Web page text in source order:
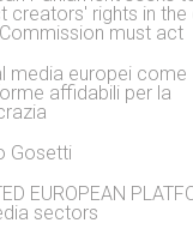
creators' rights in
must act
media europei come
affidabili per la
Gosetti
EUROPEAN
sectors